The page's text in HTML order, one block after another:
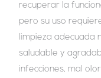
recuperar la
pero su uso
limpieza adecuada
saludable y
infecciones, mal